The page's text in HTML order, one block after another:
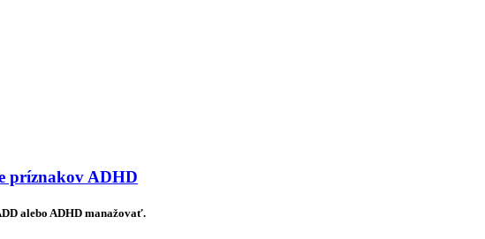
príznakov ADHD
alebo ADHD manažovať.